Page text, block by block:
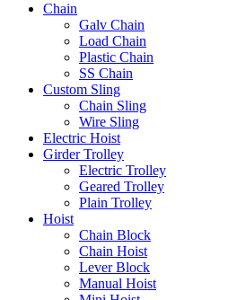
Chain
Galv Chain
Load Chain
Plastic Chain
SS Chain
Custom Sling
Chain Sling
Wire Sling
Electric Hoist
Girder Trolley
Electric Trolley
Geared Trolley
Plain Trolley
Hoist
Chain Block
Chain Hoist
Lever Block
Manual Hoist